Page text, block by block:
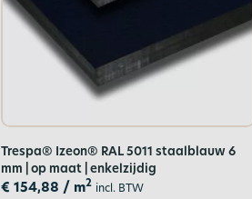
Trespa® Izeon® RAL 5011 staalblauw 6
mm | op maat | enkelzijdig
€ 154,88 / m2 incl. BTW